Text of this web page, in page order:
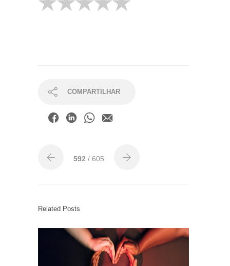
COMPARTILHAR
592 / 605
Related Posts